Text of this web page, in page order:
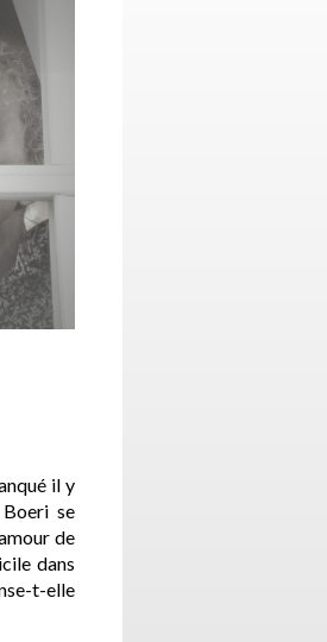
il y
se
de
dans
t-elle